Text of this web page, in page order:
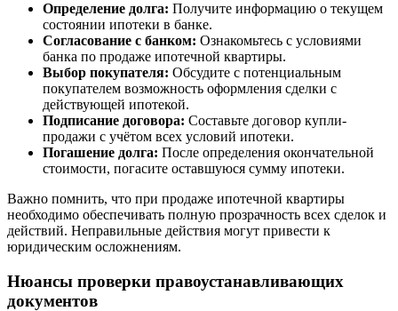
Определение долга: Получите информацию о текущем
состоянии ипотеки в банке.
Согласование с банком: Ознакомьтесь с условиями
банка по продаже ипотечной квартиры.
Выбор покупателя: Обсудите с потенциальным
покупателем возможность оформления сделки с
действующей ипотекой.
Подписание договора: Составьте договор купли-
продажи с учётом всех условий ипотеки.
Погашение долга: После определения окончательной
стоимости, погасите оставшуюся сумму ипотеки.
Важно помнить, что при продаже ипотечной квартиры
необходимо обеспечивать полную прозрачность всех сделок и
действий. Неправильные действия могут привести к
юридическим осложнениям.
Нюансы проверки правоустанавливающих
документов